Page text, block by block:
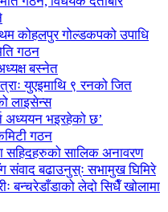
कोहलपुर गोल्डकपको उपाधि
गठन
बस्नेत
युएइमाथि ९ रनको जित
लाइसेन्स
अध्ययन भइरहेको छ’
गठन
सहिदहरुको सालिक अनावरण
संवाद बढाउनुस्ः सभामुख घिमिरे
बन्चरेडाँडाको लेदो सिधैँ खोलामा